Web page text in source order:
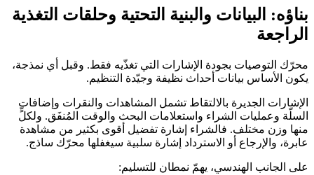
بناؤه: البيانات والبنية التحتية وحلقات التغذية
الراجعة
محرّك التوصيات بجودة الإشارات التي تغذّيه فقط. وقبل أي نمذجة،
يكون الأساس بيانات أحداث نظيفة وجيّدة التنظيم.
الإشارات الجديرة بالالتقاط تشمل المشاهدات والنقرات وإضافات
السلّة وعمليات الشراء واستعلامات البحث والوقت المُنفَق. ولكلٍّ
منها وزن مختلف. فالشراء إشارة تفضيل أقوى بكثير من مشاهدة
عابرة، والإرجاع أو الاسترداد إشارة سلبية سيغفلها محرّك ساذج.
على الجانب الهندسي، يهمّ نمطان للتسليم: